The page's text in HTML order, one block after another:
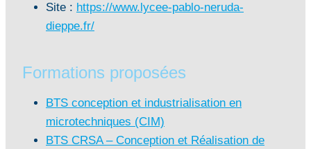
Site : https://www.lycee-pablo-neruda-
dieppe.fr/
Formations proposées
BTS conception et industrialisation en
microtechniques (CIM)
BTS CRSA – Conception et Réalisation de